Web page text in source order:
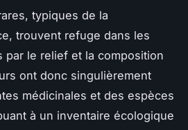
typiques de la
trouvent refuge dans les
par le relief et la composition
ont donc singulièrement
médicinales et des espèces
à un inventaire écologique